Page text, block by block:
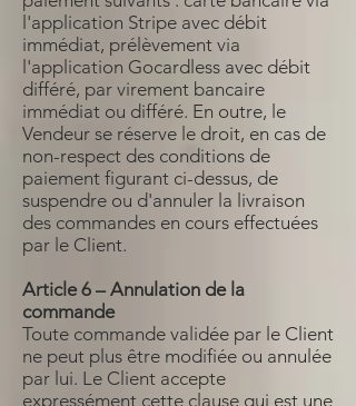
l'application Stripe avec débit
immédiat, prélèvement via
l'application Gocardless avec débit
différé, par virement bancaire
immédiat ou différé. En outre, le
Vendeur se réserve le droit, en cas de
non-respect des conditions de
paiement figurant ci-dessus, de
suspendre ou d'annuler la livraison
des commandes en cours effectuées
par le Client.
Article 6 – Annulation de la
commande
Toute commande validée par le Client
ne peut plus être modifiée ou annulée
par lui. Le Client accepte
expressément cette clause qui est une